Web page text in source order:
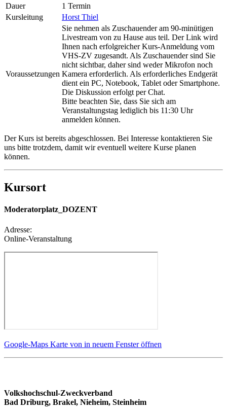
Dauer
1 Termin
Kursleitung
Horst Thiel
Voraussetzungen
Sie nehmen als Zuschauender am 90-minütigen
Livestream von zu Hause aus teil. Der Link wird
Ihnen nach erfolgreicher Kurs-Anmeldung vom
VHS-ZV zugesandt. Als Zuschauender sind Sie
nicht sichtbar, daher sind weder Mikrofon noch
Kamera erforderlich. Als erforderliches Endgerät
dient ein PC, Notebook, Tablet oder Smartphone.
Die Diskussion erfolgt per Chat.
Bitte beachten Sie, dass Sie sich am
Veranstaltungstag lediglich bis 11:30 Uhr
anmelden können.
Der Kurs ist bereits abgeschlossen. Bei Interesse kontaktieren Sie
uns bitte trotzdem, damit wir eventuell weitere Kurse planen
können.
Kursort
Moderatorplatz_DOZENT
Adresse:
Online-Veranstaltung
Google-Maps Karte von in neuem Fenster öffnen
Volkshochschul-Zweckverband
Bad Driburg, Brakel, Nieheim, Steinheim